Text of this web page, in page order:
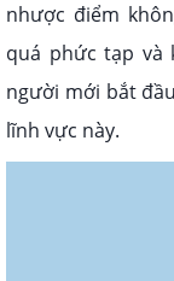
nhược điểm
quá phức tạp và
người mới bắt
lĩnh vực này.